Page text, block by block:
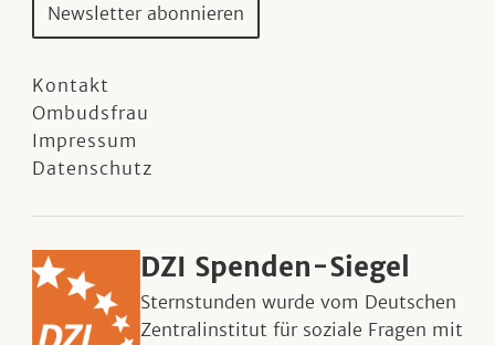
Newsletter abonnieren
Kontakt
Ombudsfrau
Impressum
Datenschutz
DZI Spenden-Siegel
Sternstunden wurde vom Deutschen
Zentralinstitut für soziale Fragen mit